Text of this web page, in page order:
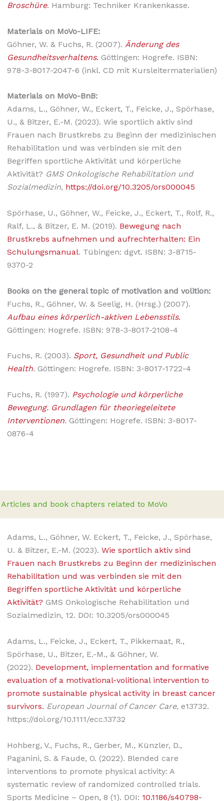
Broschüre. Hamburg: Techniker Krankenkasse.
Materials on MoVo-LIFE:
Göhner, W. & Fuchs, R. (2007). Änderung des
Gesundheitsverhaltens. Göttingen: Hogrefe. ISBN:
978-3-8017-2047-6 (inkl. CD mit Kursleitermaterialien)
Materials on MoVo-BnB:
Adams, L., Göhner, W., Eckert, T., Feicke, J., Spörhase,
U., & Bitzer, E.-M. (2023). Wie sportlich aktiv sind
Frauen nach Brustkrebs zu Beginn der medizinischen
Rehabilitation und was verbinden sie mit den
Begriffen sportliche Aktivität und körperliche
Aktivität? GMS Onkologische Rehabilitation und
Sozialmedizin, https://doi.org/10.3205/ors000045
Spörhase, U., Göhner, W., Feicke, J., Eckert, T., Rolf, R.,
Ralf, L., & Bitzer, E. M. (2019). Bewegung nach
Brustkrebs aufnehmen und aufrechterhalten: Ein
Schulungsmanual. Tübingen: dgvt. ISBN: 3-8715-
9370-2
Books on the general topic of motivation and volition:
Fuchs, R., Göhner, W. & Seelig, H. (Hrsg.) (2007).
Aufbau eines körperlich-aktiven Lebensstils.
Göttingen: Hogrefe. ISBN: 978-3-8017-2108-4
Fuchs, R. (2003). Sport, Gesundheit und Public
Health. Göttingen: Hogrefe. ISBN: 3-8017-1722-4
Fuchs, R. (1997). Psychologie und körperliche
Bewegung. Grundlagen für theorie­geleitete
Interventionen.Göttingen: Hogrefe. ISBN: 3-8017-
0876-4
Articles and book chapters related to MoVo
Adams, L., Göhner, W. Eckert, T., Feicke, J., Spörhase,
U. & Bitzer, E.-M. (2023). Wie sportlich aktiv sind
Frauen nach Brustkrebs zu Beginn der medizinischen
Rehabilitation und was verbinden sie mit den
Begriffen sportliche Aktivität und körperliche
Aktivität?GMS Onkologische Rehabilitation und
Sozialmedizin, 12. DOI: 10.3205/ors000045
Adams, L., Feicke, J., Eckert, T., Pikkemaat, R.,
Spörhase, U., Bitzer, E.-M., & Göhner, W.
(2022). Development, implementation and formative
evaluation of a motivational-volitional intervention to
promote sustainable physical activity in breast cancer
survivors. European Journal of Cancer Care, e13732.
https://doi.org/10.1111/ecc.13732
Hohberg, V., Fuchs, R., Gerber, M., Künzler, D.,
Paganini, S. & Faude, O. (2022). Blended care
interventions to promote physical activity: A
systematic review of randomized controlled trials.
Sports Medicine – Open, 8 (1). DOI: 10.1186/s40798-